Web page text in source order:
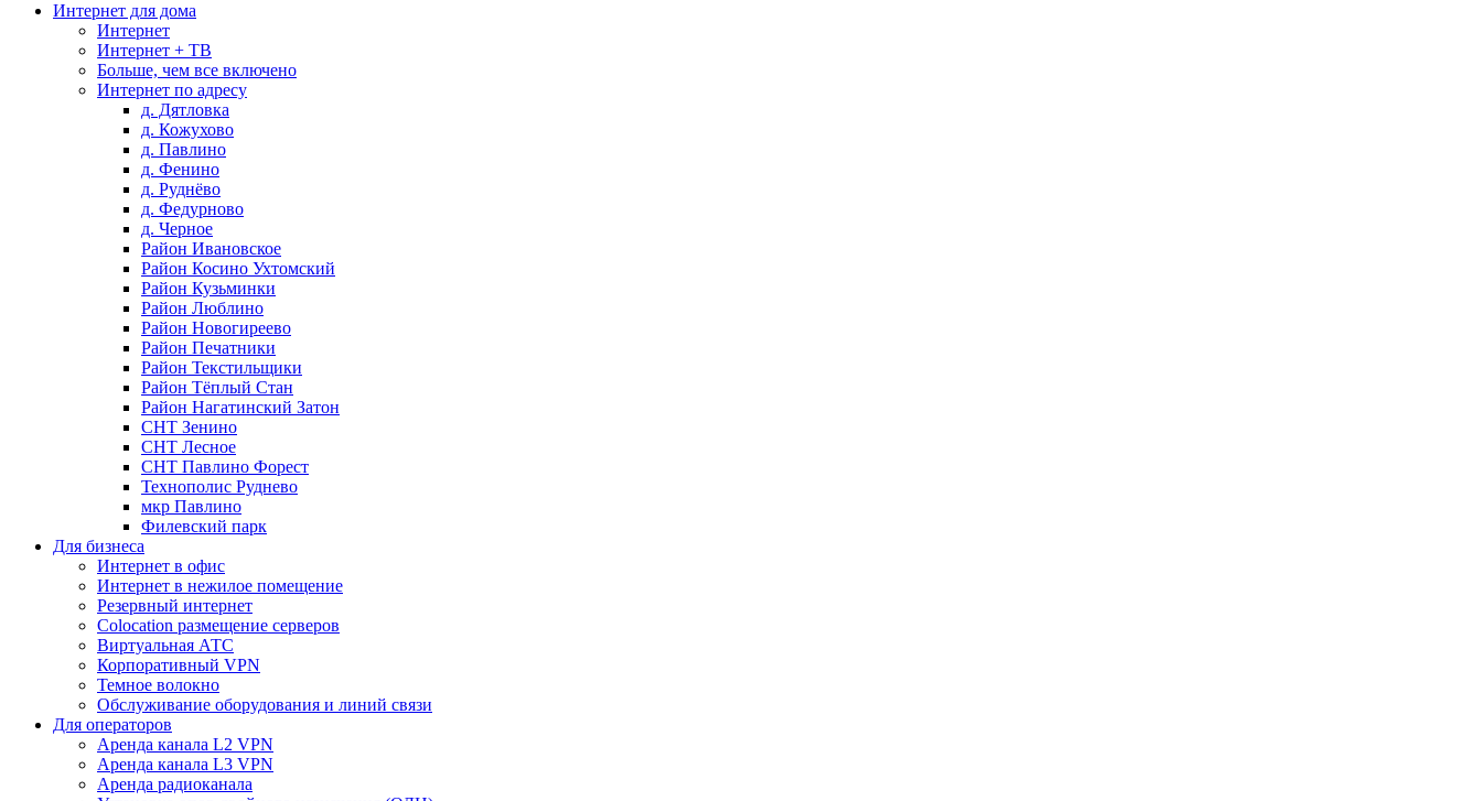
Интернет для дома
Интернет
Интернет + ТВ
Больше, чем все включено
Интернет по адресу
д. Дятловка
д. Кожухово
д. Павлино
д. Фенино
д. Руднёво
д. Федурново
д. Черное
Район Ивановское
Район Косино Ухтомский
Район Кузьминки
Район Люблино
Район Новогиреево
Район Печатники
Район Текстильщики
Район Тёплый Стан
Район Нагатинский Затон
СНТ Зенино
СНТ Лесное
СНТ Павлино Форест
Технополис Руднево
мкр Павлино
Филевский парк
Для бизнеса
Интернет в офис
Интернет в нежилое помещение
Резервный интернет
Colocation размещение серверов
Виртуальная АТС
Корпоративный VPN
Темное волокно
Обслуживание оборудования и линий связи
Для операторов
Аренда канала L2 VPN
Аренда канала L3 VPN
Аренда радиоканала